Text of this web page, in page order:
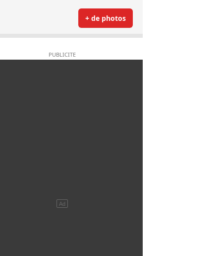
+ de photos